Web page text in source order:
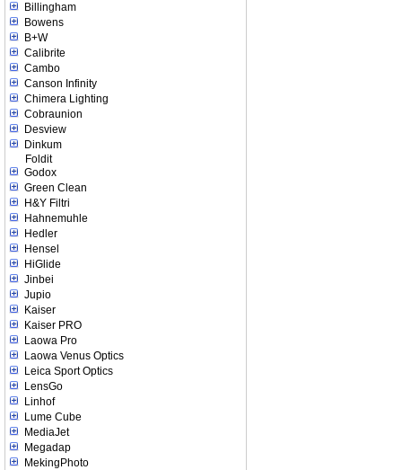
Billingham
Bowens
B+W
Calibrite
Cambo
Canson Infinity
Chimera Lighting
Cobraunion
Desview
Dinkum
Foldit
Godox
Green Clean
H&Y Filtri
Hahnemuhle
Hedler
Hensel
HiGlide
Jinbei
Jupio
Kaiser
Kaiser PRO
Laowa Pro
Laowa Venus Optics
Leica Sport Optics
LensGo
Linhof
Lume Cube
MediaJet
Megadap
MekingPhoto